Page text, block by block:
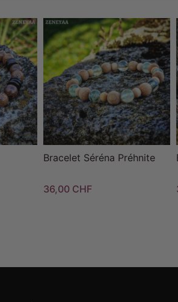
Bracelet Séréna Préhnite
36,00 CHF